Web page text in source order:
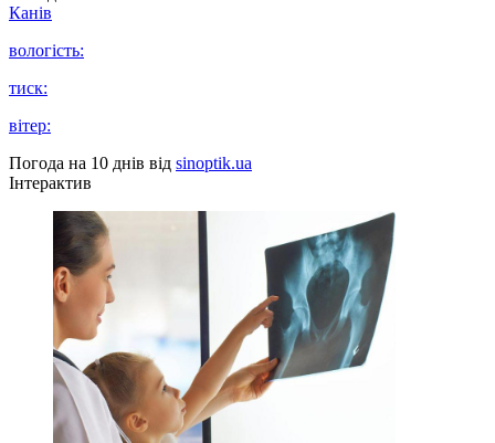
Канів
вологість:
тиск:
вітер:
Погода на 10 днів від sinoptik.ua
Інтерактив